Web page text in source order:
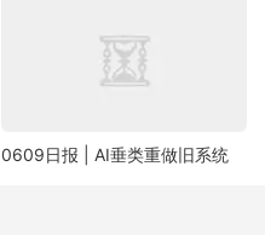
0609日报 | AI垂类重做旧系统